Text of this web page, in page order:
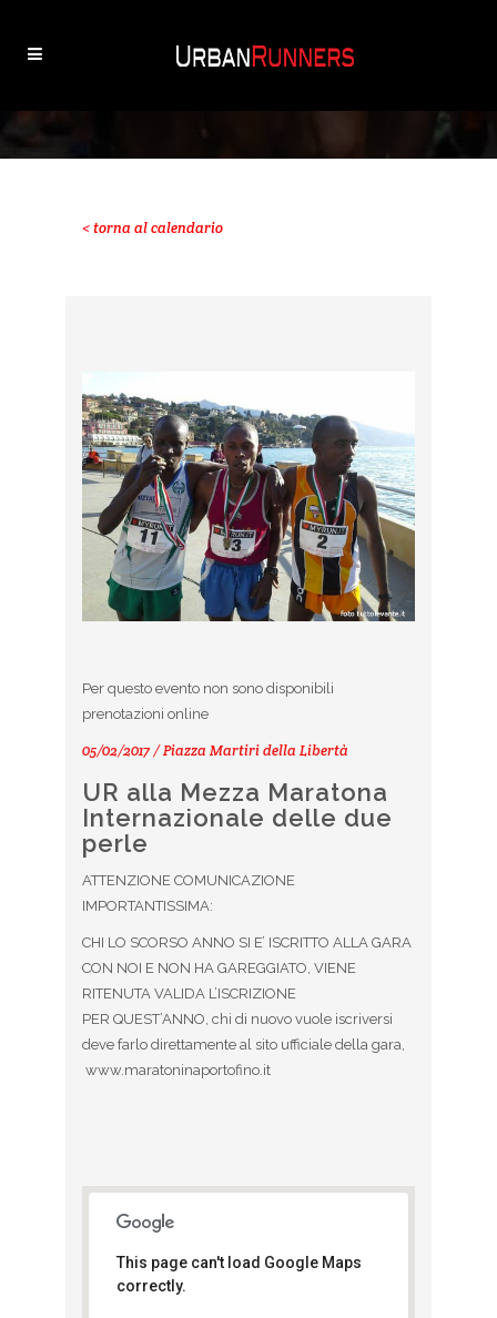
< torna al calendario
Per questo evento non sono disponibili
prenotazioni online
05/02/2017 / Piazza Martiri della Libertà
UR alla Mezza Maratona
Internazionale delle due
perle
ATTENZIONE COMUNICAZIONE
IMPORTANTISSIMA:
CHI LO SCORSO ANNO SI E’ ISCRITTO ALLA GARA
CON NOI E NON HA GAREGGIATO, VIENE
RITENUTA VALIDA L’ISCRIZIONE
PER QUEST’ANNO, chi di nuovo vuole iscriversi
deve farlo direttamente al sito ufficiale della gara,
www.maratoninaportofino.it
Santa
Margherita
Ligure
This page can't load Google Maps
correctly.